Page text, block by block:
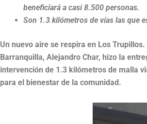
beneficiará a casi 8.500 personas.
Son 1.3 kilómetros de vías las que
Un nuevo aire se respira en Los
Barranquilla, Alejandro Char, hizo la
intervención de 1.3 kilómetros de malla
para el bienestar de la comunidad.